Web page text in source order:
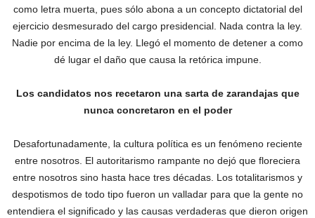
como letra muerta, pues sólo abona a un concepto dictatorial del
ejercicio desmesurado del cargo presidencial. Nada contra la ley.
Nadie por encima de la ley. Llegó el momento de detener a como
dé lugar el daño que causa la retórica impune.
Los candidatos nos recetaron una sarta de zarandajas que
nunca concretaron en el poder
Desafortunadamente, la cultura política es un fenómeno reciente
entre nosotros. El autoritarismo rampante no dejó que floreciera
entre nosotros sino hasta hace tres décadas. Los totalitarismos y
despotismos de todo tipo fueron un valladar para que la gente no
entendiera el significado y las causas ‎verdaderas que dieron origen